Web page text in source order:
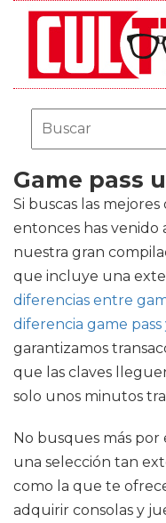
Game pass
Si buscas las
entonces has venido
nuestra gran
que incluye una
diferencias entre
diferencia game
garantizamos
que las claves
solo unos minutos
No busques más
una selección tan
como la que te
adquirir consolas y